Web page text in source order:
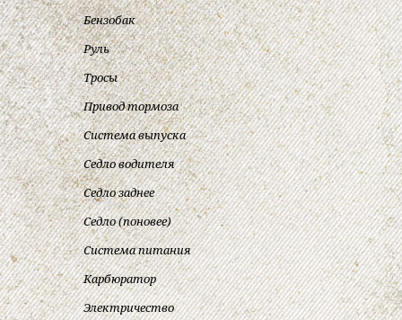
Бензобак
Руль
Тросы
Привод тормоза
Система выпуска
Седло водителя
Седло заднее
Седло (поновее)
Система питания
Карбюратор
Электричество